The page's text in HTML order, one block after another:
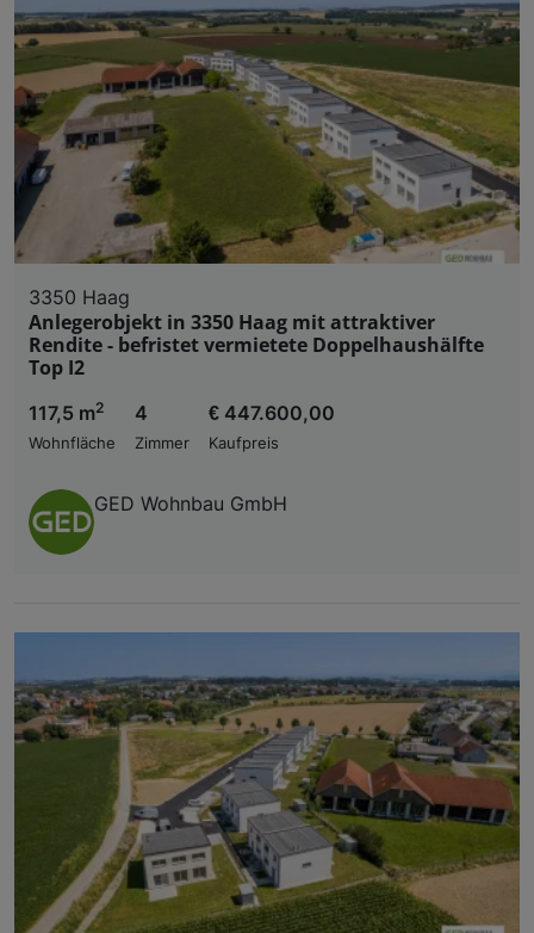
3350 Haag
Anlegerobjekt in 3350 Haag mit attraktiver
Rendite - befristet vermietete Doppelhaushälfte
Top I2
117,5 m2
Wohnfläche
4
Zimmer
€ 447.600,00
Kaufpreis
GED Wohnbau GmbH